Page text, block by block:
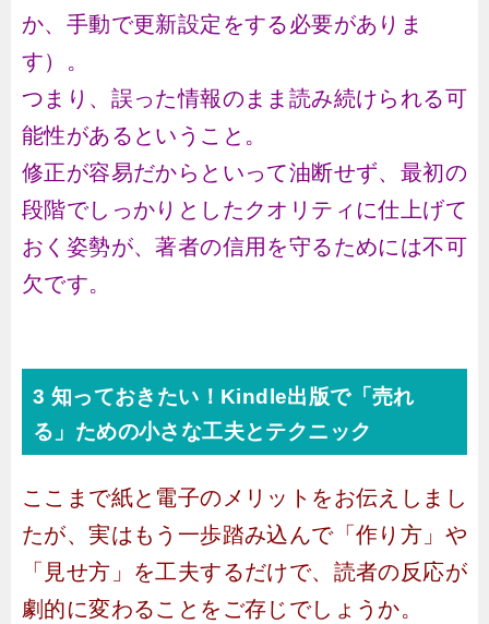
か、手動で更新設定をする必要がありま
す）。
つまり、誤った情報のまま読み続けられる可
能性があるということ。
修正が容易だからといって油断せず、最初の
段階でしっかりとしたクオリティに仕上げて
おく姿勢が、著者の信用を守るためには不可
欠です。
3 知っておきたい！Kindle出版で「売れ
る」ための小さな工夫とテクニック
ここまで紙と電子のメリットをお伝えしまし
たが、実はもう一歩踏み込んで「作り方」や
「見せ方」を工夫するだけで、読者の反応が
劇的に変わることをご存じでしょうか。